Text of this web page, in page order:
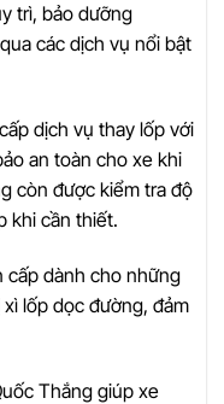
trì, bảo dưỡng
các dịch vụ nổi bật
dịch vụ thay lốp với
an toàn cho xe khi
còn được kiểm tra độ
khi cần thiết.
cấp dành cho những
lốp dọc đường, đảm
Thắng giúp xe